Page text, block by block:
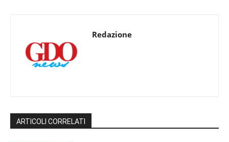
Redazione
ARTICOLI CORRELATI